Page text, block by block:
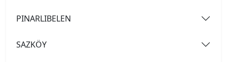
PINARLIBELEN
SAZKÖY